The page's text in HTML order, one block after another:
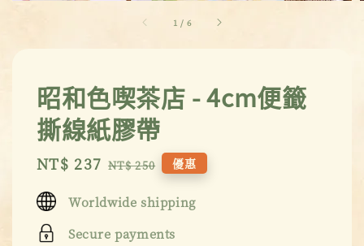
1 / 6
昭和色喫茶店 - 4cm便籤
撕線紙膠帶
Sale
NT$ 237 Regular
NT$ 250 優惠
Worldwide shipping
Secure payments